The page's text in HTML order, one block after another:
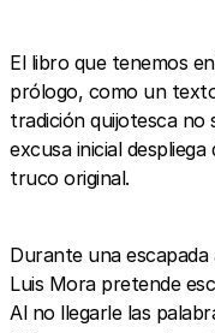
El libro que tenemos
prólogo, como un
tradición quijotesca no
excusa inicial
truco original.
Durante una
Luis Mora pretende
Al no llegarle las